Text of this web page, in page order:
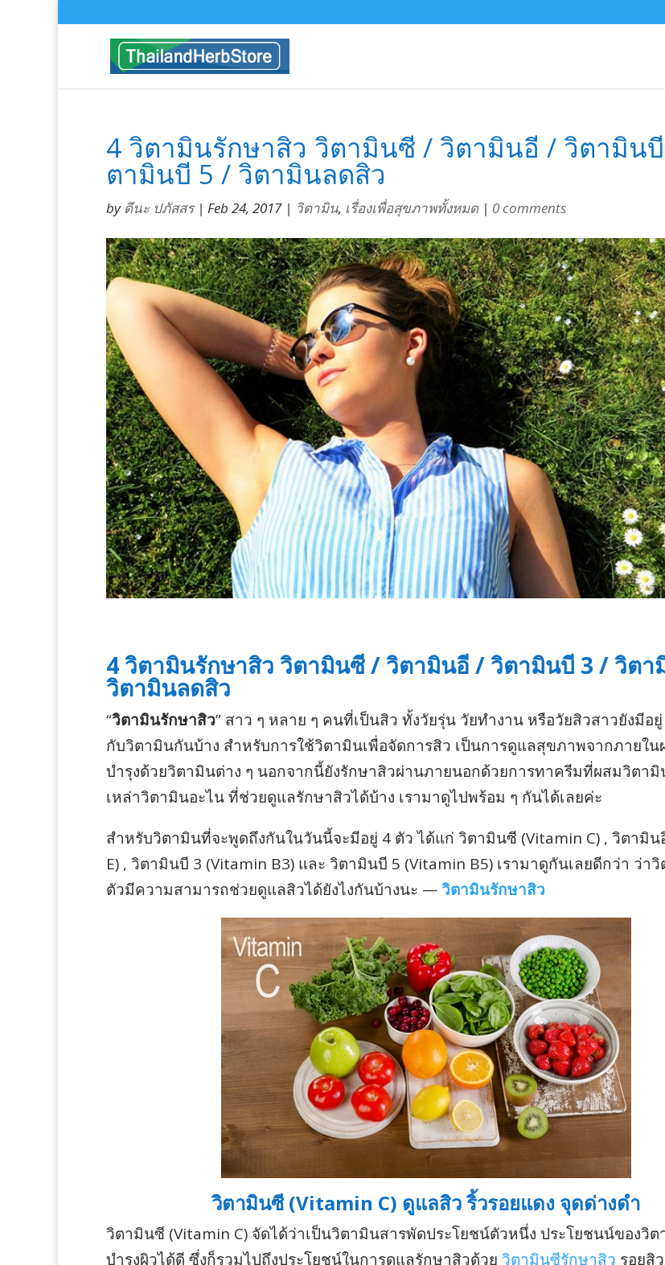
4 วิตามินรักษาสิว วิตามินซี / วิตามินอี / วิตามิน
ตามินบี 5 / วิตามินลดสิว
by ดีนะ ปภัสสร| Feb 24, 2017| วิตามิน, เรื่องเพื่อสุขภาพทั้งหมด| 0 comments
4 วิตามินรักษาสิว วิตามินซี / วิตามินอี / วิตามินบี 3 / วิตา
วิตามินลดสิว
“วิตามินรักษาสิว” สาว ๆ หลาย ๆ คนที่เป็นสิว ทั้งวัยรุ่น วัยทำงาน หรือวัยสิวสาวยังมีอ
กับวิตามินกันบ้าง สำหรับการใช้วิตามินเพื่อจัดการสิว เป็นการดูแลสุขภาพจากภายใน
บำรุงด้วยวิตามินต่าง ๆ นอกจากนี้ยังรักษาสิวผ่านภายนอกด้วยการทาครีมที่ผสมวิตา
เหล่าวิตามินอะไน ที่ช่วยดูแลรักษาสิวได้บ้าง เรามาดูไปพร้อม ๆ กันได้เลยค่ะ
สำหรับวิตามินที่จะพูดถึงกันในวันนี้จะมีอยู่ 4 ตัว ได้แก่ วิตามินซี (Vitamin C) , วิตามิน
E) , วิตามินบี 3 (Vitamin B3) และ วิตามินบี 5 (Vitamin B5) เรามาดูกันเลยดีกว่า ว่า
ตัวมีความสามารถช่วยดูแลสิวได้ยังไงกันบ้างนะ —วิตามินรักษาสิว
วิตามินซี (Vitamin C) ดูแลสิว ริ้วรอยแดง จุดด่างดำ
วิตามินซี (Vitamin C) จัดได้ว่าเป็นวิตามินสารพัดประโยชน์ตัวหนึ่ง ประโยชนน์ของวิ
บำรุงผิวได้ดี ซึ่งก็รวมไปถึงประโยชน์ในการดูแลรักษาสิวด้วย วิตามินซีรักษาสิว รอยสิ